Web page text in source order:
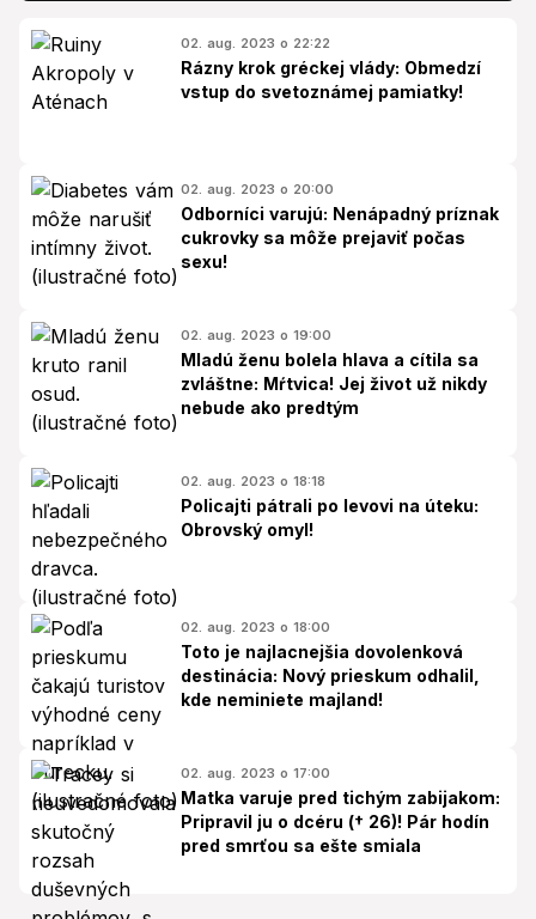
02. aug. 2023 o 22:22
Rázny krok gréckej vlády: Obmedzí
vstup do svetoznámej pamiatky!
02. aug. 2023 o 20:00
Odborníci varujú: Nenápadný príznak
cukrovky sa môže prejaviť počas
sexu!
02. aug. 2023 o 19:00
Mladú ženu bolela hlava a cítila sa
zvláštne: Mŕtvica! Jej život už nikdy
nebude ako predtým
02. aug. 2023 o 18:18
Policajti pátrali po levovi na úteku:
Obrovský omyl!
02. aug. 2023 o 18:00
Toto je najlacnejšia dovolenková
destinácia: Nový prieskum odhalil,
kde neminiete majland!
02. aug. 2023 o 17:00
Matka varuje pred tichým zabijakom:
Pripravil ju o dcéru († 26)! Pár hodín
pred smrťou sa ešte smiala